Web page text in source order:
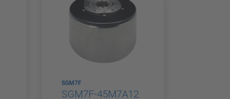
SGM7F
SGM7F-45M7A12